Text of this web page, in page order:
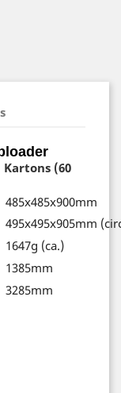
(60
485x485x900mm
495x495x905mm
1647g (ca.)
1385mm
3285mm